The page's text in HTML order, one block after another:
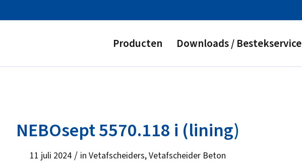
Producten Downloads / Bestekservice
NEBOsept 5570.118 i (lining)
11 juli 2024 / in Vetafscheiders,Vetafscheider Beton